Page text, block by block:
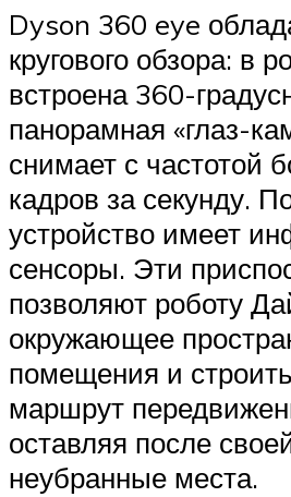
Dyson 360 eye
кругового обзора: в
встроена 360-
панорамная «глаз-
снимает с частотой
кадров за секунду.
устройство имеет
сенсоры. Эти
позволяют роботу
окружающее
помещения и
маршрут
оставляя после
неубранные места.